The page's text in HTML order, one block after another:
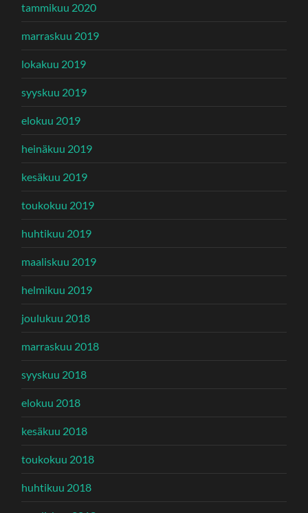
tammikuu 2020
marraskuu 2019
lokakuu 2019
syyskuu 2019
elokuu 2019
heinäkuu 2019
kesäkuu 2019
toukokuu 2019
huhtikuu 2019
maaliskuu 2019
helmikuu 2019
joulukuu 2018
marraskuu 2018
syyskuu 2018
elokuu 2018
kesäkuu 2018
toukokuu 2018
huhtikuu 2018